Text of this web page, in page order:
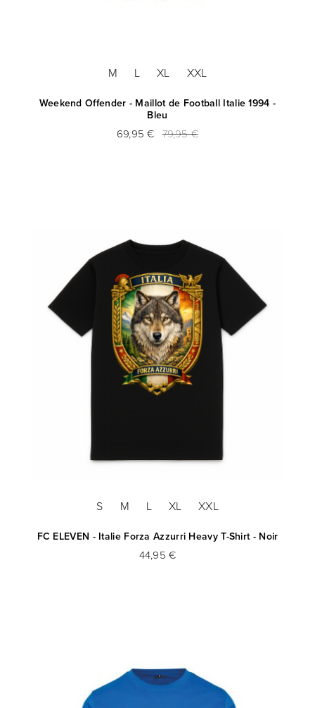
M L XL XXL
Weekend Offender - Maillot de Football Italie 1994 -
Bleu
69,95 € 79,95 €
S M L XL XXL
FC ELEVEN - Italie Forza Azzurri Heavy T-Shirt - Noir
44,95 €